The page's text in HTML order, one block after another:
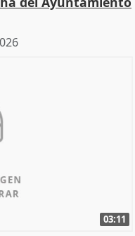
03:11